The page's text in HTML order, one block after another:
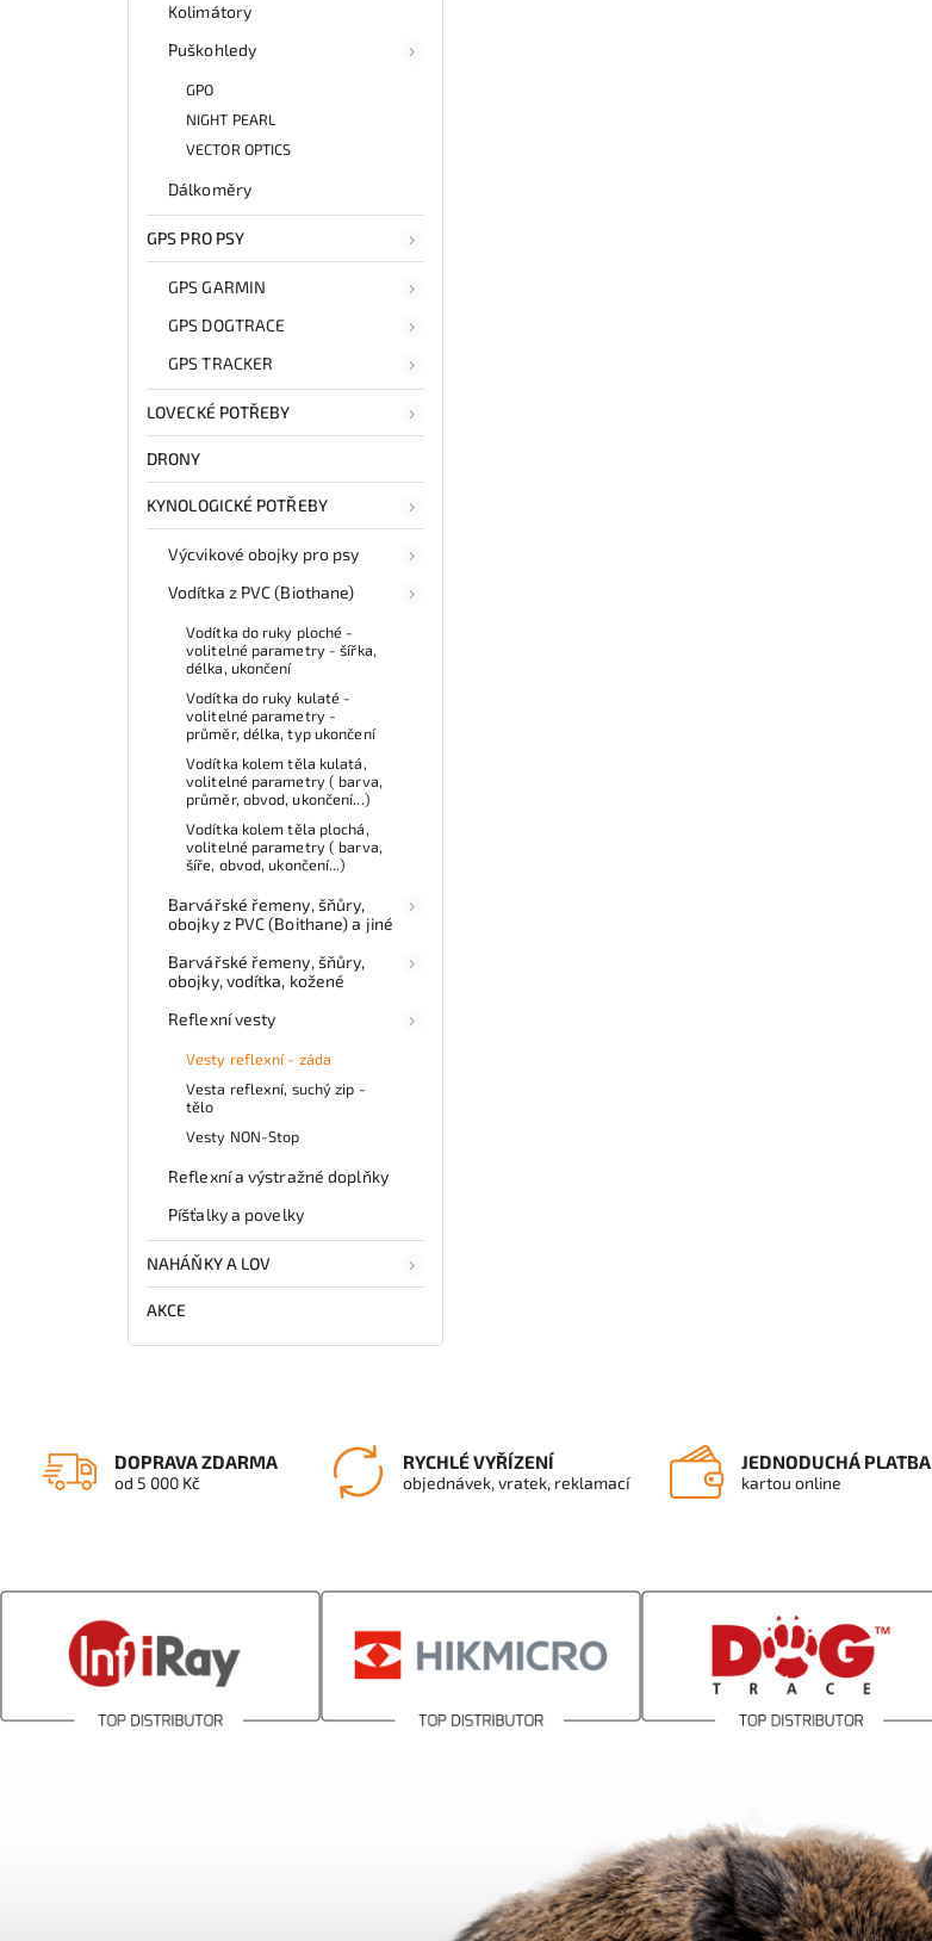
Kolimátory
Puškohledy
GPO
NIGHT PEARL
VECTOR OPTICS
Dálkoměry
GPS PRO PSY
GPS GARMIN
GPS DOGTRACE
GPS TRACKER
LOVECKÉ POTŘEBY
DRONY
KYNOLOGICKÉ POTŘEBY
Výcvikové obojky pro psy
Vodítka z PVC (Biothane)
Vodítka do ruky ploché -
volitelné parametry - šířka,
délka, ukončení
Vodítka do ruky kulaté -
volitelné parametry -
průměr, délka, typ ukončení
Vodítka kolem těla kulatá,
volitelné parametry ( barva,
průměr, obvod, ukončení...)
Vodítka kolem těla plochá,
volitelné parametry ( barva,
šíře, obvod, ukončení...)
Barvářské řemeny, šňůry,
obojky z PVC (Boithane) a jiné
Barvářské řemeny, šňůry,
obojky, vodítka, kožené
Reflexní vesty
Vesty reflexní - záda
Vesta reflexní, suchý zip -
tělo
Vesty NON-Stop
Reflexní a výstražné doplňky
Píšťalky a povelky
NAHÁŇKY A LOV
AKCE
DOPRAVA ZDARMA
od 5 000 Kč
RYCHLÉ VYŘÍZENÍ
objednávek, vratek, reklamací
JEDNODUCHÁ PLATBA
kartou online